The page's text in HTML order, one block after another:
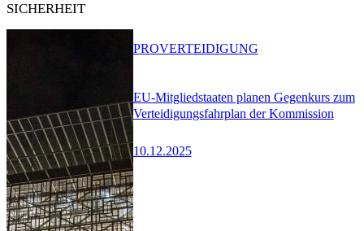
SICHERHEIT
EU-Mitgliedstaaten planen Gegenkurs zum
Verteidigungsfahrplan der Kommission
10.12.2025
PROVERTEIDIGUNG